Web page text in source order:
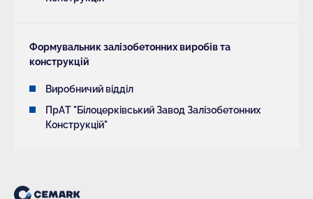
Формувальник залізобетонних виробів та
конструкцій
Виробничий відділ
ПрАТ "Білоцерківський Завод Залізобетонних
Конструкцій"